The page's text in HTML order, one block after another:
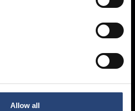
Allow all